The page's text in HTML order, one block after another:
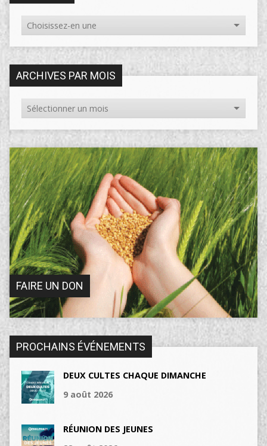
ARCHIVES PAR MOIS
FAIRE UN DON
PROCHAINS ÉVÉNEMENTS
DEUX CULTES CHAQUE DIMANCHE
9 août 2026
RÉUNION DES JEUNES